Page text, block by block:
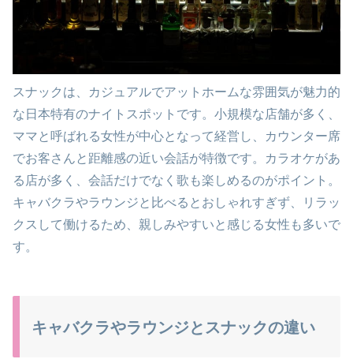
スナックは、カジュアルでアットホームな雰囲気が魅力的
な日本特有のナイトスポットです。小規模な店舗が多く、
ママと呼ばれる女性が中心となって経営し、カウンター席
でお客さんと距離感の近い会話が特徴です。カラオケがあ
る店が多く、会話だけでなく歌も楽しめるのがポイント。
キャバクラやラウンジと比べるとおしゃれすぎず、リラッ
クスして働けるため、親しみやすいと感じる女性も多いで
す。
キャバクラやラウンジとスナックの違い